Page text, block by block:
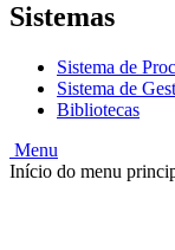
Sistemas
Sistema de
Sistema de
Bibliotecas
Menu
Início do menu